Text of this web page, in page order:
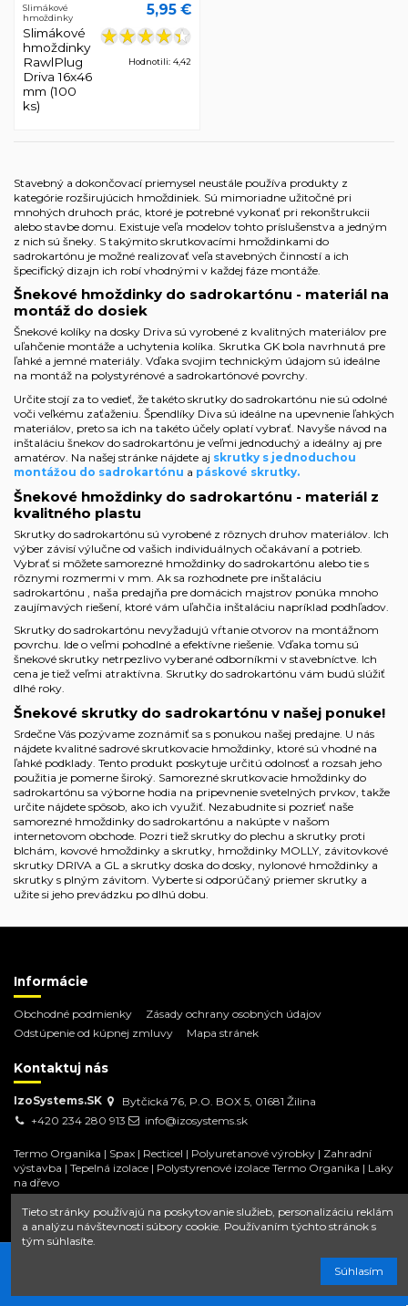
Slimákové
hmoždinky
Slimákové
hmoždinky
RawlPlug
Driva 16x46
mm (100
ks)
5,95 €
Hodnotili: 4,42
Stavebný a dokončovací priemysel neustále používa produkty z
kategórie rozširujúcich hmoždiniek. Sú mimoriadne užitočné pri
mnohých druhoch prác, ktoré je potrebné vykonať pri rekonštrukcii
alebo stavbe domu. Existuje veľa modelov tohto príslušenstva a jedným
z nich sú šneky. S takýmito skrutkovacími hmoždinkami do
sadrokartónu je možné realizovať veľa stavebných činností a ich
špecifický dizajn ich robí vhodnými v každej fáze montáže.
Šnekové hmoždinky do sadrokartónu - materiál na
montáž do dosiek
Šnekové kolíky na dosky Driva sú vyrobené z kvalitných materiálov pre
uľahčenie montáže a uchytenia kolíka. Skrutka GK bola navrhnutá pre
ľahké a jemné materiály. Vďaka svojim technickým údajom sú ideálne
na montáž na polystyrénové a sadrokartónové povrchy.
Určite stojí za to vedieť, že takéto skrutky do sadrokartónu nie sú odolné
voči veľkému zaťaženiu. Špendlíky Diva sú ideálne na upevnenie ľahkých
materiálov, preto sa ich na takéto účely oplatí vybrať. Navyše návod na
inštaláciu šnekov do sadrokartónu je veľmi jednoduchý a ideálny aj pre
amatérov. Na našej stránke nájdete aj skrutky s jednoduchou
montážou do sadrokartónu a páskové skrutky.
Šnekové hmoždinky do sadrokartónu - materiál z
kvalitného plastu
Skrutky do sadrokartónu sú vyrobené z rôznych druhov materiálov. Ich
výber závisí výlučne od vašich individuálnych očakávaní a potrieb.
Vybrať si môžete samorezné hmoždinky do sadrokartónu alebo tie s
rôznymi rozmermi v mm. Ak sa rozhodnete pre inštaláciu
sadrokartónu , naša predajňa pre domácich majstrov ponúka mnoho
zaujímavých riešení, ktoré vám uľahčia inštaláciu napríklad podhľadov.
Skrutky do sadrokartónu nevyžadujú vŕtanie otvorov na montážnom
povrchu. Ide o veľmi pohodlné a efektívne riešenie. Vďaka tomu sú
šnekové skrutky netrpezlivo vyberané odborníkmi v stavebníctve. Ich
cena je tiež veľmi atraktívna. Skrutky do sadrokartónu vám budú slúžiť
dlhé roky.
Šnekové skrutky do sadrokartónu v našej ponuke!
Srdečne Vás pozývame zoznámiť sa s ponukou našej predajne. U nás
nájdete kvalitné sadrové skrutkovacie hmoždinky, ktoré sú vhodné na
ľahké podklady. Tento produkt poskytuje určitú odolnosť a rozsah jeho
použitia je pomerne široký. Samorezné skrutkovacie hmoždinky do
sadrokartónu sa výborne hodia na pripevnenie svetelných prvkov, takže
určite nájdete spôsob, ako ich využiť. Nezabudnite si pozrieť naše
samorezné hmoždinky do sadrokartónu a nakúpte v našom
internetovom obchode. Pozri tiež skrutky do plechu a skrutky proti
blchám kovové hmoždinky a skrutky hmoždinky MOLLY závitovkové
skrutky DRIVA a GL a skrutky doska do dosky , nylonové hmoždinky a
skrutky s plným závitom. Vyberte si odporúčaný priemer skrutky a
užite si jeho prevádzku po dlhú dobu.
Informácie
Obchodné podmienky
Zásady ochrany osobných údajov
Odstúpenie od kúpnej zmluvy
Mapa stránek
Kontaktuj nás
IzoSystems.SK
Bytčická 76, P.O. BOX 5, 01681 Žilina
+420 234 280 913
info@izosystems.sk
Termo Organika | Spax | Recticel | Polyuretanové výrobky | Zahradní
výstavba | Tepelná izolace | Polystyrenové izolace Termo Organika | Laky
na dřevo
Copyright © IzoSystems.sk 2026. Všetky práva vyhradené.
Tieto stránky používajú na poskytovanie služieb, personalizáciu reklám
a analýzu návštevnosti súbory cookie. Používaním týchto stránok s
tým súhlasíte.
Súhlasím